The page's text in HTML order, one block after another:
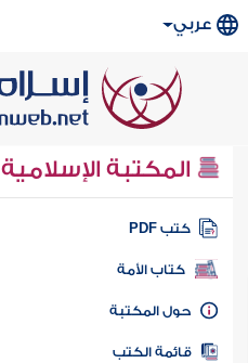
عربي
المكتبة الإسلامية
كتب PDF
كتاب الأمة
المكتبة